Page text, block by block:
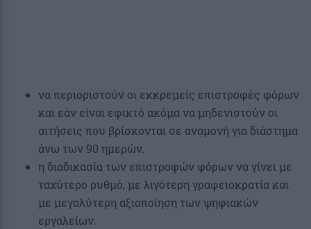
να περιοριστούν οι εκκρεμείς επιστροφές φόρων
και εάν είναι εφικτό ακόμα να μηδενιστούν οι
αιτήσεις που βρίσκονται σε αναμονή για διάστημα
άνω των 90 ημερών.
η διαδικασία των επιστροφών φόρων να γίνει με
ταχύτερο ρυθμό, με λιγότερη γραφειοκρατία και
με μεγαλύτερη αξιοποίηση των ψηφιακών
εργαλείων.